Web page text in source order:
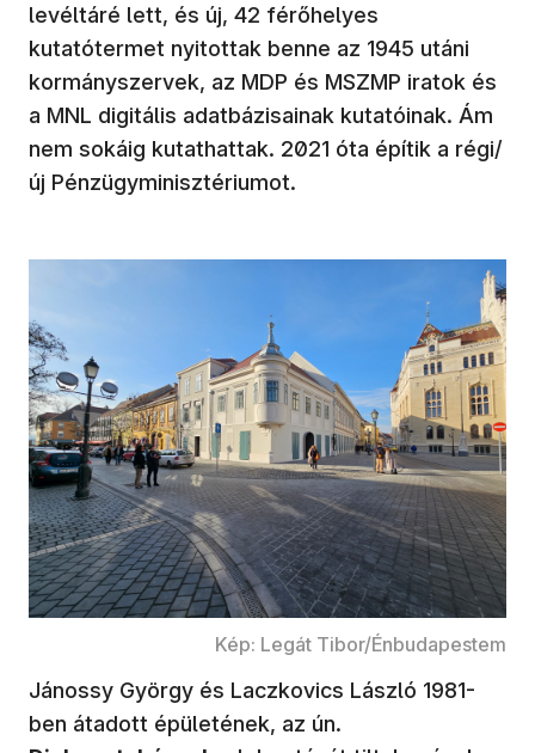
levéltáré lett, és új, 42 férőhelyes
kutatótermet nyitottak benne az 1945 utáni
kormányszervek, az MDP és MSZMP iratok és
a MNL digitális adatbázisainak kutatóinak. Ám
nem sokáig kutathattak. 2021 óta építik a régi/
új Pénzügyminisztériumot.
Kép: Legát Tibor/Énbudapestem
Jánossy György és Laczkovics László 1981-
ben átadott épületének, az ún.